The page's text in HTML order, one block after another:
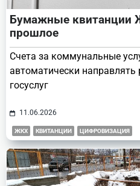
Бумажные квитанции
прошлое
Счета за коммунальные
автоматически направлять
госуслуг
11.06.2026
ЖКХ КВИТАНЦИИ ЦИФРОВИЗАЦИЯ